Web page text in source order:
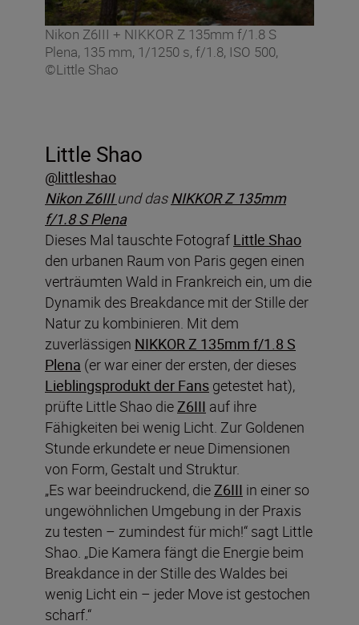
Nikon Z6III + NIKKOR Z 135mm f/1.8 S
Plena, 135 mm, 1/1250 s, f/1.8, ISO 500,
©Little Shao
Little Shao
@littleshao
Nikon Z6IIIund dasNIKKOR Z 135mm
f/1.8 S Plena
Dieses Mal tauschte Fotograf Little Shao
den urbanen Raum von Paris gegen einen
verträumten Wald in Frankreich ein, um die
Dynamik des Breakdance mit der Stille der
Natur zu kombinieren. Mit dem
zuverlässigen NIKKOR Z 135mm f/1.8 S
Plena (er war einer der ersten, der dieses
Lieblingsprodukt der Fans getestet hat),
prüfte Little Shao dieZ6III auf ihre
Fähigkeiten bei wenig Licht. Zur Goldenen
Stunde erkundete er neue Dimensionen
von Form, Gestalt und Struktur.
„Es war beeindruckend, dieZ6III in einer so
ungewöhnlichen Umgebung in der Praxis
zu testen – zumindest für mich!“ sagt Little
Shao. „Die Kamera fängt die Energie beim
Breakdance in der Stille des Waldes bei
wenig Licht ein – jeder Move ist gestochen
scharf.“